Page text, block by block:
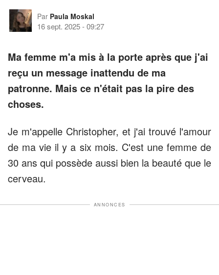
Par Paula Moskal
16 sept. 2025-09:27
Ma femme m'a mis à la porte après que j'ai
reçu un message inattendu de ma
patronne. Mais ce n'était pas la pire des
choses.
Je m'appelle Christopher, et j'ai trouvé l'amour
de ma vie il y a six mois. C'est une femme de
30 ans qui possède aussi bien la beauté que le
cerveau.
ANNONCES